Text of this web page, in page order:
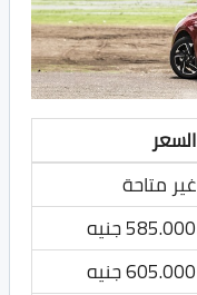
السعر
غير متاحة
585.000 جنيه
605.000 جنيه